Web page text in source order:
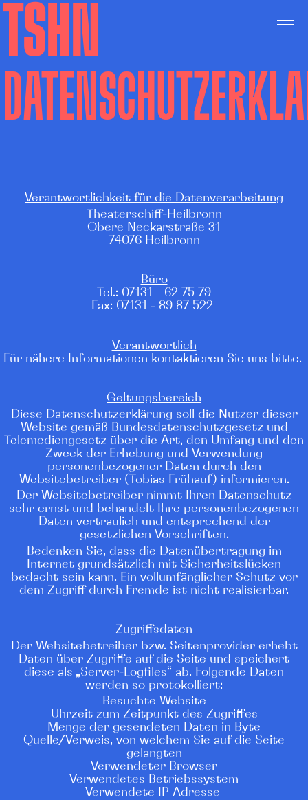
TSHN
Verantwortlichkeit für die Datenverarbeitung
Theaterschiff-Heilbronn
Obere Neckarstraße 31
74076 Heilbronn
Büro
Tel.: 07131 - 62 75 79
Fax: 07131 - 89 87 522
Verantwortlich
Für nähere Informationen kontaktieren Sie uns bitte.
Geltungsbereich
Diese Datenschutzerklärung soll die Nutzer dieser
Website gemäß Bundesdatenschutzgesetz und
Telemediengesetz über die Art, den Umfang und den
Zweck der Erhebung und Verwendung
personenbezogener Daten durch den
Websitebetreiber (Tobias Frühauf) informieren.
Der Websitebetreiber nimmt Ihren Datenschutz
sehr ernst und behandelt Ihre personenbezogenen
Daten vertraulich und entsprechend der
gesetzlichen Vorschriften.
Bedenken Sie, dass die Datenübertragung im
Internet grundsätzlich mit Sicherheitslücken
bedacht sein kann. Ein vollumfänglicher Schutz vor
dem Zugriff durch Fremde ist nicht realisierbar.
Zugriffsdaten
Der Websitebetreiber bzw. Seitenprovider erhebt
Daten über Zugriffe auf die Seite und speichert
diese als „Server-Logfiles“ ab. Folgende Daten
werden so protokolliert:
Besuchte Website
Uhrzeit zum Zeitpunkt des Zugriffes
Menge der gesendeten Daten in Byte
Quelle/Verweis, von welchem Sie auf die Seite
gelangten
Verwendeter Browser
Verwendetes Betriebssystem
Verwendete IP Adresse